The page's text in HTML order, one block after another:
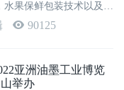
水果保鲜包装技术以及冷
，互联网及电子商务的
90125
亚洲油墨工业博览
举办